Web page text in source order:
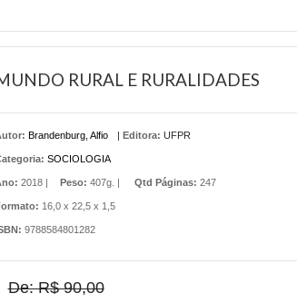
RURAL E RURALIDADES
Brandenburg, Alfio | Editora: UFPR
SOCIOLOGIA
2018 | Peso: 407g. | Qtd Páginas: 247
16,0 x 22,5 x 1,5
9788584801282
De: R$ 90,00